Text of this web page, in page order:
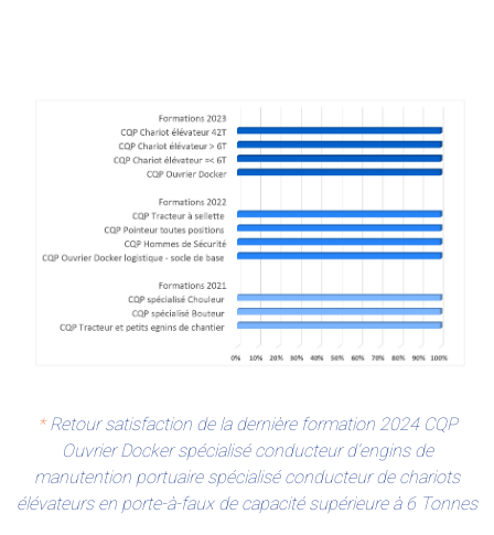
*Retour satisfaction de la dernière formation 2024 CQP
Ouvrier Docker spécialisé conducteur d'engins de
manutention portuaire spécialisé conducteur de chariots
élévateurs en porte-à-faux de capacité supérieure à 6 Tonnes